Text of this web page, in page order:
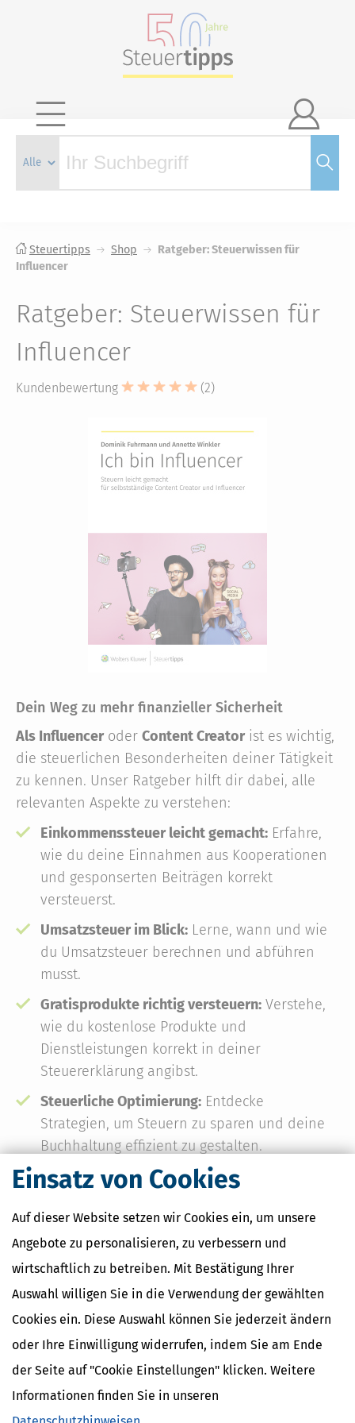
Einsatz von Cookies
Auf dieser Website setzen wir Cookies ein, um unsere
Angebote zu personalisieren, zu verbessern und
wirtschaftlich zu betreiben. Mit Bestätigung Ihrer
Auswahl willigen Sie in die Verwendung der gewählten
Cookies ein. Diese Auswahl können Sie jederzeit ändern
oder Ihre Einwilligung widerrufen, indem Sie am Ende
der Seite auf "Cookie Einstellungen" klicken. Weitere
Informationen finden Sie in unseren

Steuertipps Shop
Ratgeber: Steuerwissen für
Influencer
Ratgeber: Steuerwissen für
Influencer
Kundenbewertung (2)
Dein Weg zu mehr finanzieller Sicherheit
Als Influenceroder Content Creatorist es wichtig,
die steuerlichen Besonderheiten deiner Tätigkeit
zu kennen. Unser Ratgeber hilft dir dabei, alle
relevanten Aspekte zu verstehen:
Einkommenssteuer leicht gemacht: Erfahre,
wie du deine Einnahmen aus Kooperationen
und gesponserten Beiträgen korrekt
versteuerst.
Umsatzsteuer im Blick: Lerne, wann und wie
du Umsatzsteuer berechnen und abführen
musst.
Gratisprodukte richtig versteuern: Verstehe,
wie du kostenlose Produkte und
Dienstleistungen korrekt in deiner
Steuererklärung angibst.
Steuerliche Optimierung: Entdecke
Strategien, um Steuern zu sparen und deine
Buchhaltung effizient zu gestalten.
Erhältlich als Taschenbuch und als E-Book
Taschenbuch
19,
E-Book
18,
Stand August 2024
DIN A 5
312 Seiten